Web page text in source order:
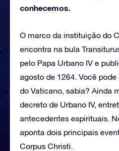
conhecemos.
O marco da instituição do
encontra na bula
pelo Papa Urbano IV e
agosto de 1264. Você
do Vaticano, sabia? Ainda
decreto de Urbano IV,
antecedentes espirituais.
aponta dois principais
Corpus Christi.